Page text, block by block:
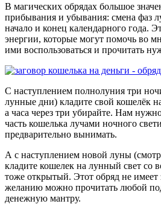
В магических обрядах большое
прибывания и убывания: смена фаз
начало и конец календарного года.
энергии, которые могут помочь во
ими воспользоваться и прочитать
С наступлением полнолуния три
лунные дни) кладите свой кошелёк
а часа через три убирайте. Нам
часть кошелька лучами ночного
предварительно вынимать.
А с наступлением новой луны
кладите кошелек на лунный свет со
тоже открытый. Этот обряд не имеет
желанию можно прочитать любой
денежную мантру.